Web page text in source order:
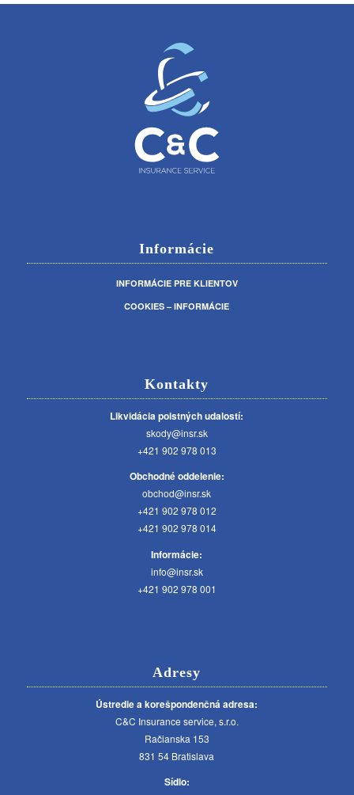
Informácie
INFORMÁCIE PRE KLIENTOV
COOKIES – INFORMÁCIE
Kontakty
Likvidácia poistných udalostí:
skody@insr.sk
+421 902 978 013
Obchodné oddelenie:
obchod@insr.sk
+421 902 978 012
+421 902 978 014
Informácie:
info@insr.sk
+421 902 978 001
Adresy
Ústredie a korešpondenčná adresa:
C&C Insurance service, s.r.o.
Račianska 153
831 54 Bratislava
Sídlo: